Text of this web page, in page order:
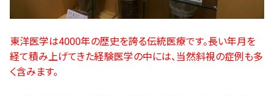
東洋医学は4000年の歴史を誇る伝統医療です。長い年月を
経て積み上げてきた経験医学の中には、当然斜視の症例も多
く含みます。